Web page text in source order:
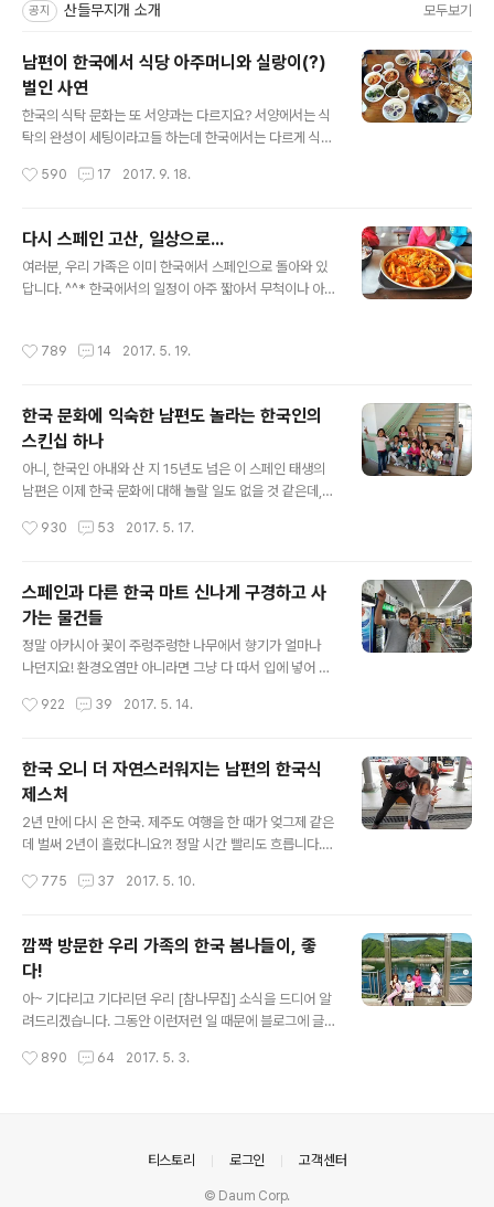
공지 산들무지개 소개 모두보기
남편이 한국에서 식당 아주머니와 실랑이(?)
벌인 사연
한국의 식탁 문화는 또 서양과는 다르지요? 서양에서는 식
탁의 완성이 세팅이라고들 하는데 한국에서는 다르게 식탁
이프 수저를 놓으면서 와인잔, 물잔 등등을 올려놓은 다음
장 나중에 나오잖아요? 하지만 한국에서는 수저가 가장 늦
게 놓입니다. 한국에서는 밥(왼쪽), 국(오른쪽) 그리고 그에
걸맞은 반찬과 장을 위치에 맞게 식탁에 올린 후에 수저가
옆에 가지런히 놓이잖아요? 이게 다 문화의 차이인 것이지
것도 다 문화의 차이에서 오는 소소한 것이었는데요, 저는
590 17 2017. 9. 18.
다시 스페인 고산, 일상으로...
여러분, 우리 가족은 이미 한국에서 스페인으로 돌아와 있
답니다. ^^* 한국에서의 일정이 아주 짧아서 무척이나 아
가져 또 가고 싶다고 노래를 부릅니다. 마지막에 할머니가
~! ^^* 떡볶이와 양념치킨이 제일 먹고 싶다던 아이의 소
원 달성 컷. 치악산 근처 카페촌에 갔는데 참 대단하더군요.
너무 다양한 카페와 집들이 눈에 생소하게 보였습니다. 그
만큼 오래 한국을 떠나있었다는 사실. 근처 원빈 부모님 별
어머~ 연예인 가족 이야기까지 ..
789 14 2017. 5. 19.
한국 문화에 익숙한 남편도 놀라는 한국인의
스킨십 하나
아니, 한국인 아내와 산 지 15년도 넘은 이 스페인 태생의
남편은 이제 한국 문화에 대해 놀랄 일도 없을 것 같은데,
르겠네요. 그만큼 두 나라가 참 다르다는 말일 수도 있고,
번에 저를 엄청나게 웃겼던 남편이 놀란 한국인의 스킨십
에 관해 이야기하겠습니다. 물론, 저 혼자 알고 있기에 너무
나 안타까워 같이 웃어보자고 올리는 해프닝입니다. 지난
번 포스팅에 남편이 적응해가는 몇몇 한국 제스처를 소개
했는데요, 이제는 그러려니~ 하면서 오히려 한국인보다 더
데요, 이번에는 진짜 남편 입에서 "헉~!"하는 소리가 나온
930 53 2017. 5. 17.
스페인과 다른 한국 마트 신나게 구경하고 사
가는 물건들
정말 아카시아 꽃이 주렁주렁한 나무에서 향기가 얼마나
나던지요! 환경오염만 아니라면 그냥 다 따서 입에 넣어 먹
지가 많다고들 하던데, 아마도 봄날의 꽃가루 및 송홧가루
를 놀라게 했는데요, 자세히 보니, 근처 소나무의 송홧가루
였습니다. 그래서 그랬는지, 산또르님은 평소에도 알레르
기로 고생하는 사람이라 한국에서 꽤 고생했답니다. 목이
아파 매일매일 마스크를 쓰고 보호하지 않으면 안 되었답
니다. 반면 우리 네 모녀는 꿋꿋하게 잘 지냈습니다. 그 와
다. 쇼핑 목록이 많아 즐거웠던 것이 아니라, 쇼핑 자체가
922 39 2017. 5. 14.
한국 오니 더 자연스러워지는 남편의 한국식
제스처
2년 만에 다시 온 한국. 제주도 여행을 한 때가 엊그제 같은
데 벌써 2년이 흘렀다니요?! 정말 시간 빨리도 흐릅니다.
하고 있었습니다. 뭐 이리도 빨리 변해가고 있는 것일까요?
이나 추세, 이슈 등의 방향성이 쉽게 변해가는 것에도 상당
히 놀랐답니다. ^^; (하하하! 이 언닌 맨날 놀라는 일만 있나
봐요) 아무튼, 오늘은 한국인만큼이나 한국 오면 더 자연스
럽게 변해가는 스페인 남편의 한국식 제스처에 관한 글이
랍니다. 우리나라 사람들도 아주 특이한 제스처와 감탄사,
국인 남편이 서서히 우리에게 동화(?)되어가는 신기한 경
775 37 2017. 5. 10.
깜짝 방문한 우리 가족의 한국 봄나들이, 좋
다!
아~ 기다리고 기다리던 우리 [참나무집] 소식을 드디어 알
려드리겠습니다. 그동안 이런저런 일 때문에 블로그에 글
실, 해발 1,200m의 우리 고산마을에 인터넷 불통이 한 달
그럼 한국 방문하면서 본 한국의 아름다운 요즘 봄 풍경과
춰 투표도 할 수 있으니 이건 운명이 아닌가 싶었습니다. 스
890 64 2017. 5. 3.
티스토리 로그인 고객센터
© Daum Corp.